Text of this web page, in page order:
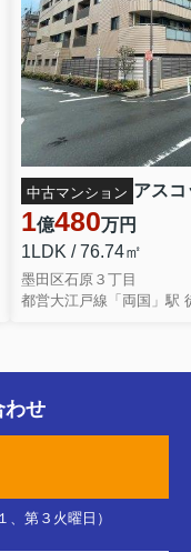
中古マンション
1億480万円
1LDK / 76.74㎡
墨田区石原３丁目
都営大江戸線「両国」駅
わせ
第３火曜日）